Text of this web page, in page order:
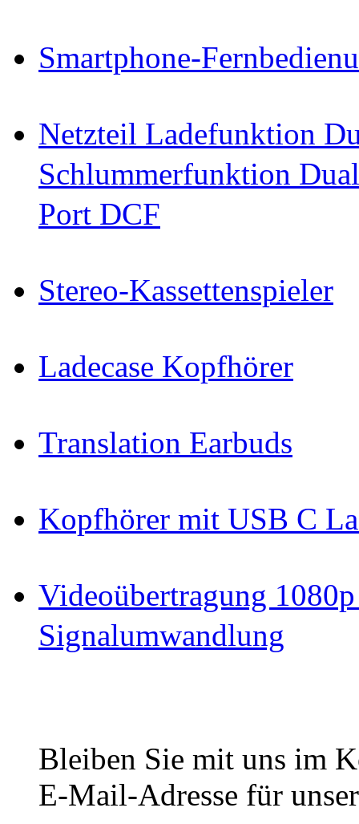
Smartphone-
Netzteil Ladefunktion
Schlummerfunktion
Port DCF
Stereo-Kassettenspieler
Ladecase Kopfhörer
Translation Earbuds
Kopfhörer mit USB C
Videoübertragung
Signalumwandlung
Bleiben Sie mit uns im
E-Mail-Adresse für